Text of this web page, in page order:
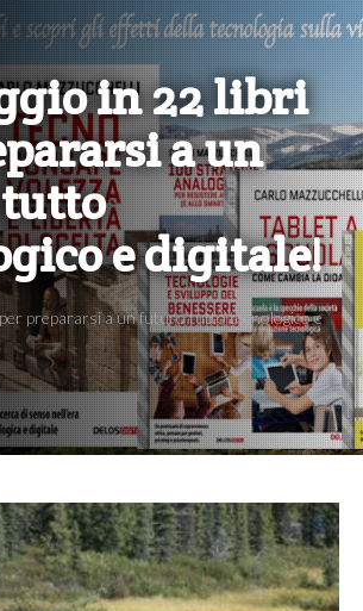
in 22 libri
a un
e digitale!
prepararsi a un futuro tutto tecnologico e